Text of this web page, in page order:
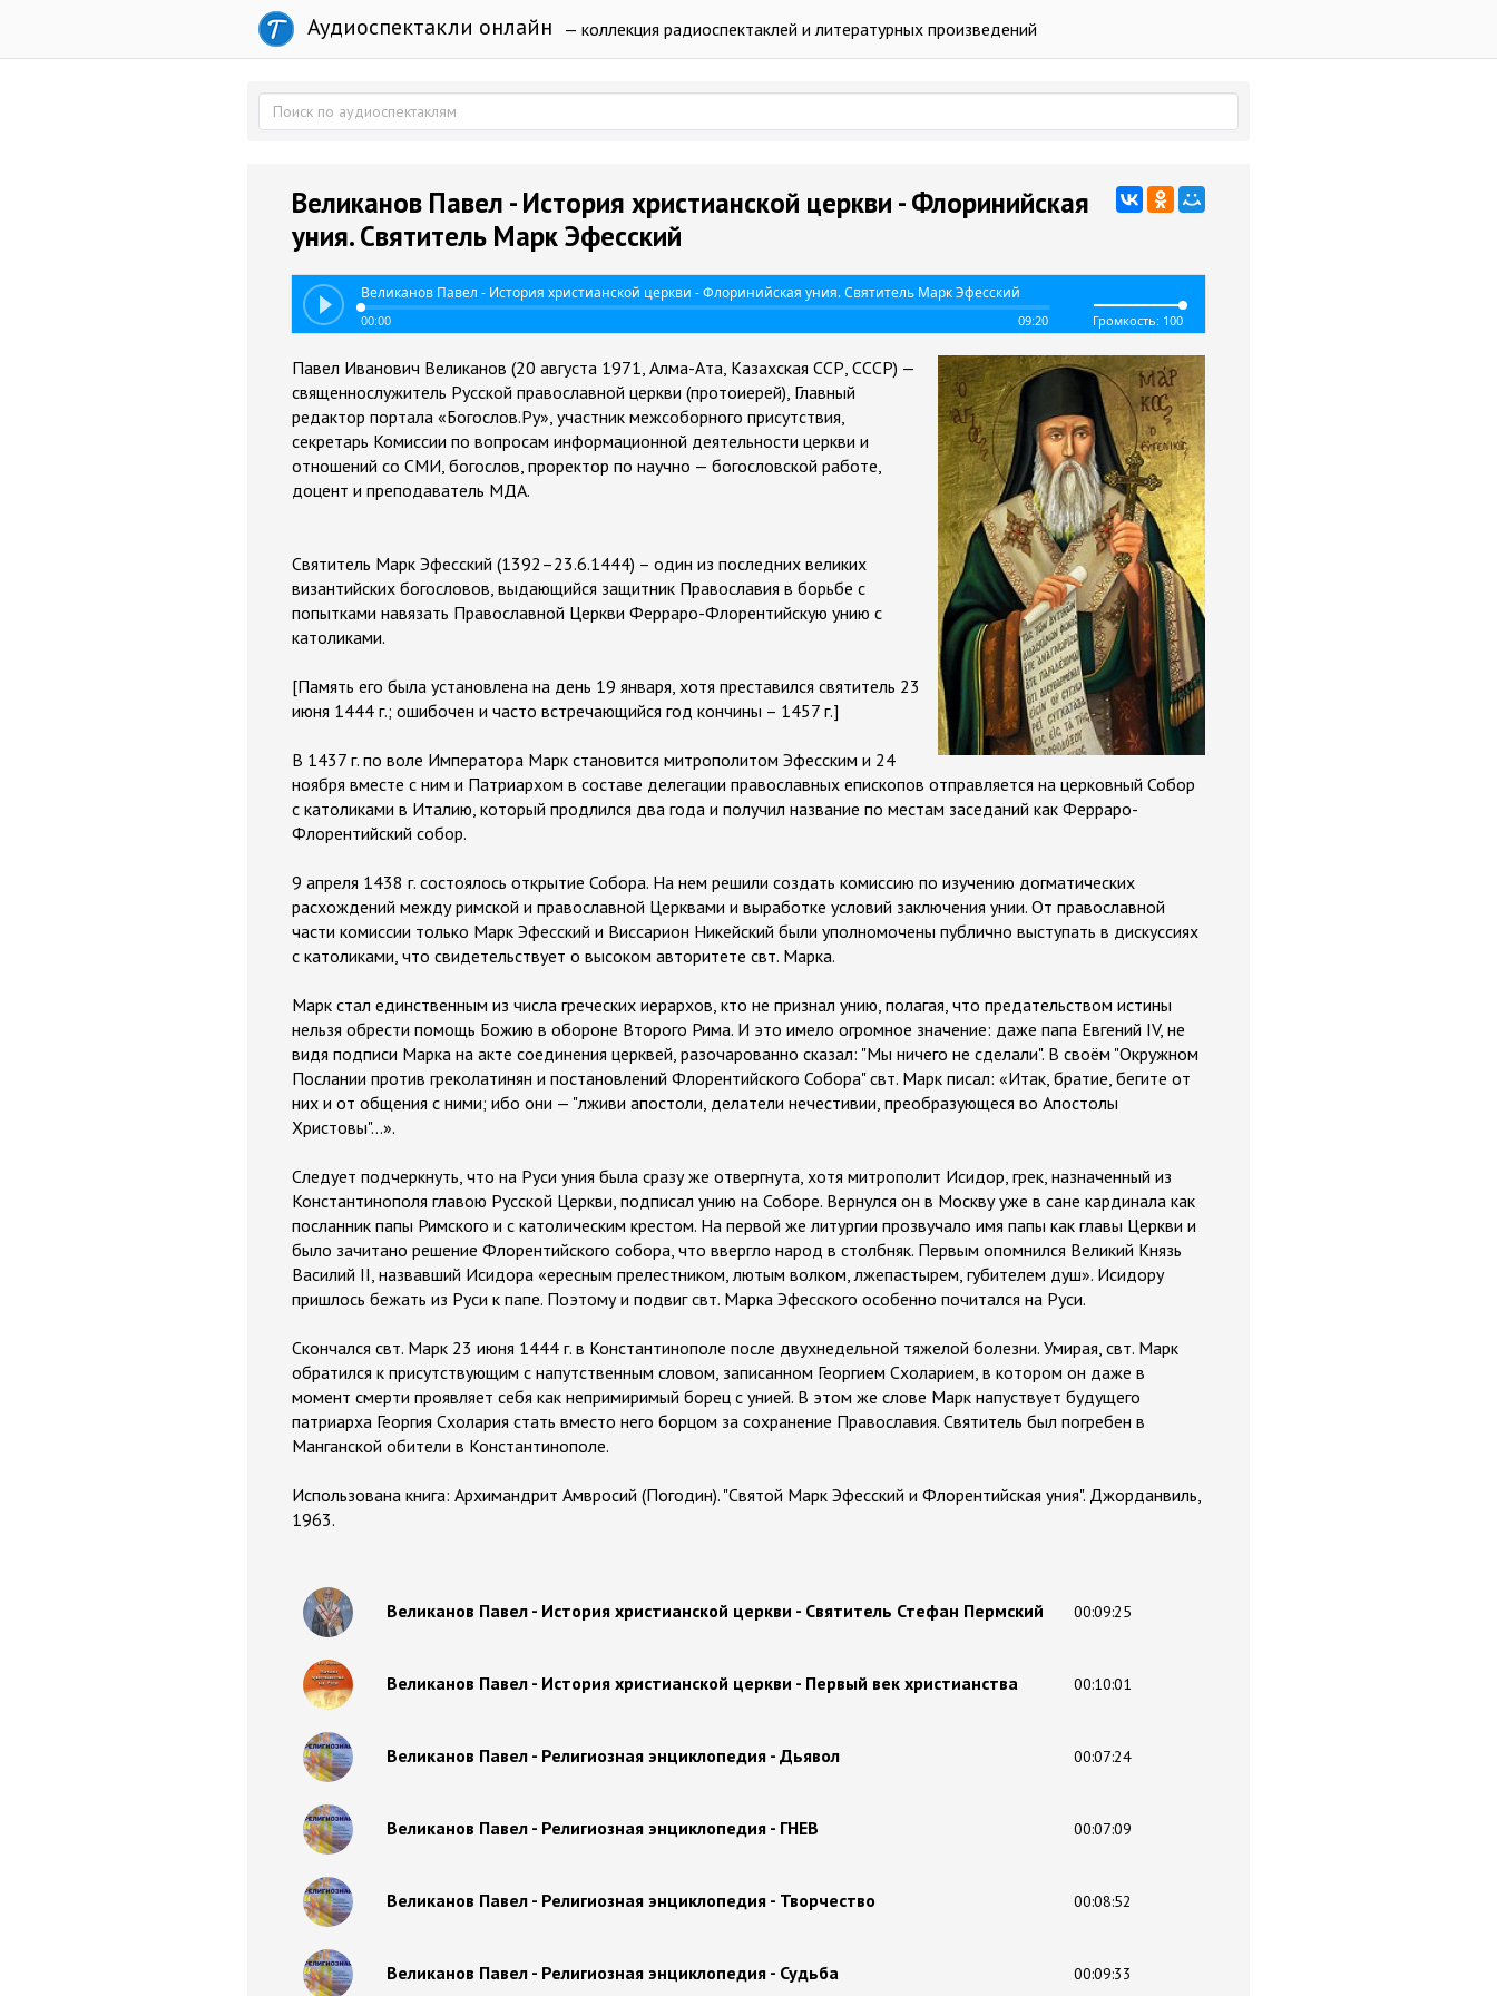
Аудиоспектакли онлайн — коллекция радиоспектаклей и литературных произведений
Великанов Павел - История христианской церкви - Флоринийская
уния. Святитель Марк Эфесский
Великанов Павел - История христианской церкви - Флоринийская уния. Святитель Марк Эфесский
00:00 09:20 Громкость: 100
Павел Иванович Великанов (20 августа 1971, Алма-Ата, Казахская ССР, СССР) —
священнослужитель Русской православной церкви (протоиерей), Главный
редактор портала «Богослов.Ру», участник межсоборного присутствия,
секретарь Комиссии по вопросам информационной деятельности церкви и
отношений со СМИ, богослов, проректор по научно — богословской работе,
доцент и преподаватель МДА.
Святитель Марк Эфесский (1392–23.6.1444) – один из последних великих
византийских богословов, выдающийся защитник Православия в борьбе с
попытками навязать Православной Церкви Ферраро-Флорентийскую унию с
католиками.
[Память его была установлена на день 19 января, хотя преставился святитель 23
июня 1444 г.; ошибочен и часто встречающийся год кончины – 1457 г.]
В 1437 г. по воле Императора Марк становится митрополитом Эфесским и 24
ноября вместе с ним и Патриархом в составе делегации православных епископов отправляется на церковный Собор
с католиками в Италию, который продлился два года и получил название по местам заседаний как Ферраро-
Флорентийский собор.
9 апреля 1438 г. состоялось открытие Собора. На нем решили создать комиссию по изучению догматических
расхождений между римской и православной Церквами и выработке условий заключения унии. От православной
части комиссии только Марк Эфесский и Виссарион Никейский были уполномочены публично выступать в дискуссиях
с католиками, что свидетельствует о высоком авторитете свт. Марка.
Марк стал единственным из числа греческих иерархов, кто не признал унию, полагая, что предательством истины
нельзя обрести помощь Божию в обороне Второго Рима. И это имело огромное значение: даже папа Евгений IV, не
видя подписи Марка на акте соединения церквей, разочарованно сказал: "Мы ничего не сделали". В своём "Окружном
Послании против греколатинян и постановлений Флорентийского Собора" свт. Марк писал: «Итак, братие, бегите от
них и от общения с ними; ибо они — "лживи апостоли, делатели нечестивии, преобразующеся во Апостолы
Христовы"…».
Следует подчеркнуть, что на Руси уния была сразу же отвергнута, хотя митрополит Исидор, грек, назначенный из
Константинополя главою Русской Церкви, подписал унию на Соборе. Вернулся он в Москву уже в сане кардинала как
посланник папы Римского и с католическим крестом. На первой же литургии прозвучало имя папы как главы Церкви и
было зачитано решение Флорентийского собора, что ввергло народ в столбняк. Первым опомнился Великий Князь
Василий II, назвавший Исидора «ересным прелестником, лютым волком, лжепастырем, губителем душ». Исидору
пришлось бежать из Руси к папе. Поэтому и подвиг свт. Марка Эфесского особенно почитался на Руси.
Скончался свт. Марк 23 июня 1444 г. в Константинополе после двухнедельной тяжелой болезни. Умирая, свт. Марк
обратился к присутствующим с напутственным словом, записанном Георгием Схоларием, в котором он даже в
момент смерти проявляет себя как непримиримый борец с унией. В этом же слове Марк напуствует будущего
патриарха Георгия Схолария стать вместо него борцом за сохранение Православия. Святитель был погребен в
Манганской обители в Константинополе.
Использована книга: Архимандрит Амвросий (Погодин). "Святой Марк Эфесский и Флорентийская уния". Джорданвиль,
1963.
Великанов Павел - История христианской церкви - Святитель Стефан Пермский 00:09:25
Великанов Павел - История христианской церкви - Первый век христианства 00:10:01
Великанов Павел - Религиозная энциклопедия - Дьявол 00:07:24
Великанов Павел - Религиозная энциклопедия - ГНЕВ 00:07:09
Великанов Павел - Религиозная энциклопедия - Творчество 00:08:52
Великанов Павел - Религиозная энциклопедия - Судьба 00:09:33